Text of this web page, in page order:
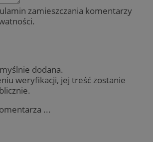
zamieszczania komentarzy
dodana.
weryfikacji, jej treść zostanie
...